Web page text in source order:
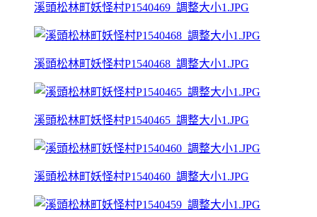
溪頭松林町妖怪村P1540469_調整大小1.JPG
溪頭松林町妖怪村P1540468_調整大小1.JPG
溪頭松林町妖怪村P1540465_調整大小1.JPG
溪頭松林町妖怪村P1540460_調整大小1.JPG